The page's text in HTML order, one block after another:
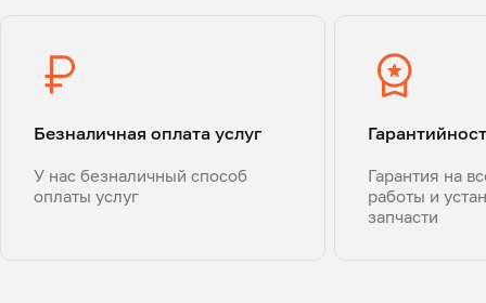
Безналичная оплата услуг
У нас безналичный способ
оплаты услуг
Гарантия на
работы и
запчасти